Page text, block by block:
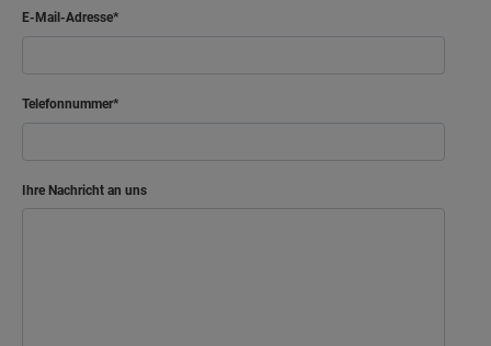
E-Mail-Adresse
Telefonnummer
Ihre Nachricht an uns